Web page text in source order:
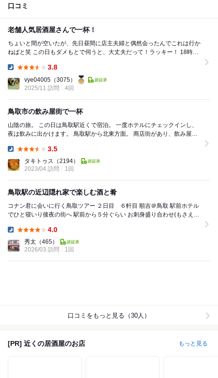
口コミ
老舗人気居酒屋さんで一杯！
ちょいと間が空いたが、先日昼間に店主夫婦と偶然会ったんでこれは行か
ねばと笑 この日もダメもとで伺うと、大丈夫だって！ラッキー！ 18時10
3.8
vye04005 （3075）
2025/11 訪問
4回
鳥取市の飲み屋街で一杯
山陰の旅。 この日は鳥取駅近くで宿泊。 一度ホテルにチェックインし、
夜は飲みに出かけます。 鳥取駅から北東方面。 商店街があり、飲み屋街
3.5
タキトゥス （2194）
2023/04 訪問
1回
鳥取駅の近辺隠れ家で楽しむ酒と肴
コナン君に会いに行く鳥取ツアー ２日目 ６軒目 順吉＠鳥取 駅前ホテル
でひと寝いり後夜の街へ 駅前から５分ぐらい お刺身盛り合わせ(もさえ
4.0
秀太 （465）
2026/03 訪問
1回
口コミをもっと見る（30人）
[PR] 近くの居酒屋のお店 もっと見る